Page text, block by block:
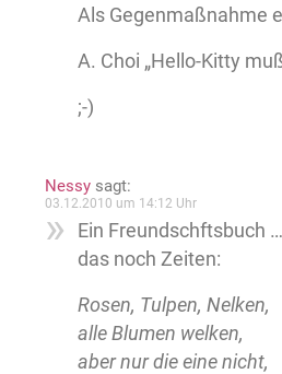
Als Gegenmaßnahme
A. Choi „Hello-Kitty
;-)
Nessy sagt:
03.12.2010 um 14:12 Uhr
Ein Freundschftsbuch …
das noch Zeiten:
Rosen, Tulpen, Nelken,
alle Blumen welken,
aber nur die eine nicht,